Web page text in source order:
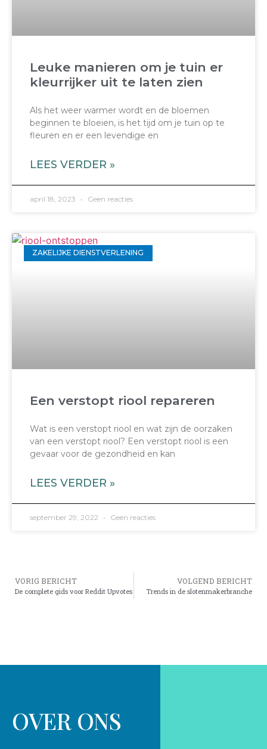
Leuke manieren om je tuin er
kleurrijker uit te laten zien
Als het weer warmer wordt en de bloemen
beginnen te bloeien, is het tijd om je tuin op te
fleuren en er een levendige en
LEES VERDER »
april 18, 2023 Geen reacties
ZAKELIJKE DIENSTVERLENING
Een verstopt riool repareren
Wat is een verstopt riool en wat zijn de oorzaken
van een verstopt riool? Een verstopt riool is een
gevaar voor de gezondheid en kan
LEES VERDER »
september 29, 2022 Geen reacties
VORIG BERICHT
De complete gids voor Reddit Upvotes
VOLGEND BERICHT
Trends in de slotenmakerbranche
OVER ONS